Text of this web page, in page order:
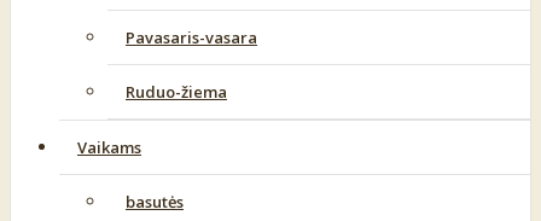
Pavasaris-vasara
Ruduo-žiema
Vaikams
basutės